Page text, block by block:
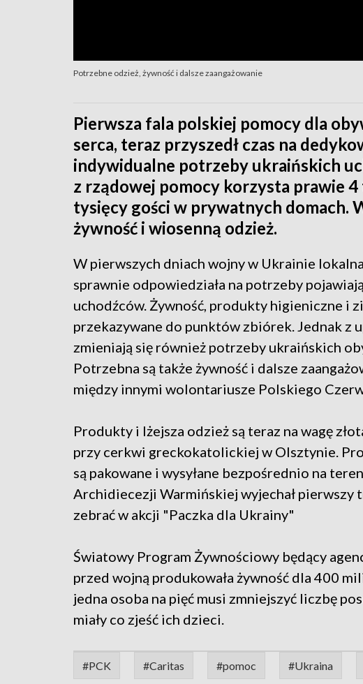
Potrzebne odzież, żywność i dalsze zaangażowanie
Pierwsza fala polskiej pomocy dla
serca, teraz przyszedł czas na
indywidualne potrzeby ukraińskich
z rządowej pomocy korzysta prawie
tysięcy gości w prywatnych domach.
żywność i wiosenną odzież.
W pierwszych dniach wojny w Ukrainie
sprawnie odpowiedziała na potrzeby
uchodźców. Żywność, produkty higieniczne i
przekazywane do punktów zbiórek. Jednak z
zmieniają się również potrzeby ukraińskich
Potrzebna są także żywność i dalsze
między innymi wolontariusze Polskiego
Produkty i lżejsza odzież są teraz na wagę
przy cerkwi greckokatolickiej w Olsztynie.
są pakowane i wysyłane bezpośrednio na
Archidiecezji Warmińskiej wyjechał pierwszy
zebrać w akcji "Paczka dla Ukrainy"
Światowy Program Żywnościowy będący
przed wojną produkowała żywność dla 400
jedna osoba na pięć musi zmniejszyć liczbę
miały co zjeść ich dzieci.
#PCK #Caritas #pomoc #Ukraina